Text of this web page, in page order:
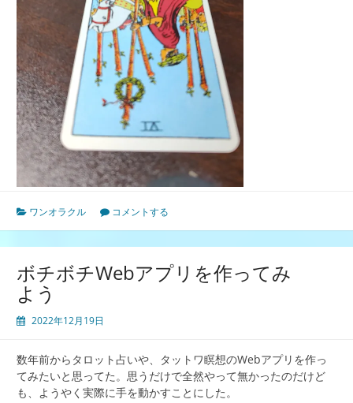
ワンオラクル コメントする
ボチボチWebアプリを作ってみ
よう
2022年12月19日
数年前からタロット占いや、タットワ瞑想のWebアプリを作っ
てみたいと思ってた。思うだけで全然やって無かったのだけど
も、ようやく実際に手を動かすことにした。